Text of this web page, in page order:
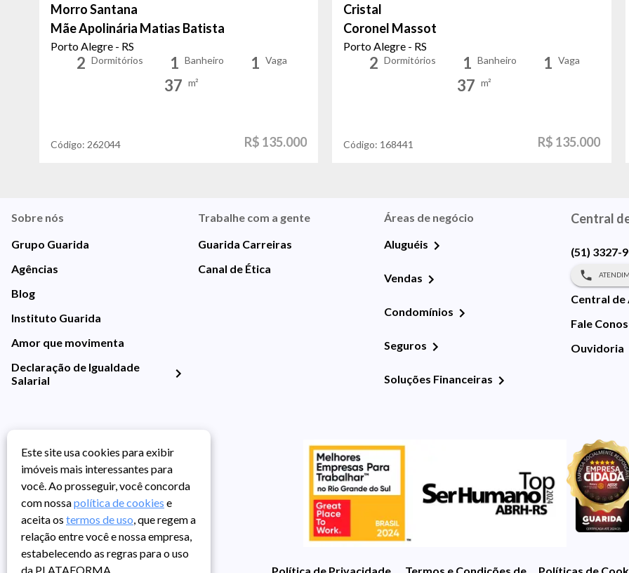
Morro Santana
Mãe Apolinária Matias Batista
Porto Alegre - RS
2 Dormitórios 1 Banheiro 1 Vaga
37 m²
Código: 262044 R$ 135.000
Cristal
Coronel Massot
Porto Alegre - RS
2 Dormitórios 1 Banheiro 1 Vaga
37 m²
Código: 168441 R$ 135.000
Sobre nós
Grupo Guarida
Agências
Blog
Instituto Guarida
Amor que movimenta
Declaração de Igualdade
Salarial
Trabalhe com a gente
Guarida Carreiras
Canal de Ética
Áreas de negócio
Aluguéis
Vendas
Condomínios
Seguros
Soluções Financeiras
Central
(51) 3327-
Central de
Fale
Ouvidoria
Política de Privacidade Termos e Condições de UsoPolíticas de
Este site usa cookies para exibir
imóveis mais interessantes para
você. Ao prosseguir, você concorda
com nossapolítica de cookies e
aceita os termos de uso, que regem a
relação entre você e nossa empresa,
estabelecendo as regras para o uso
da PLATAFORMA.